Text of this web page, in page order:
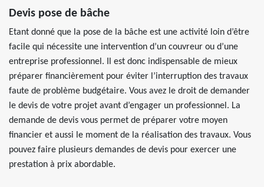
Devis pose de bâche
Etant donné que la pose de la bâche est une activité loin d’être
facile qui nécessite une intervention d’un couvreur ou d’une
entreprise professionnel. Il est donc indispensable de mieux
préparer financièrement pour éviter l’interruption des travaux
faute de problème budgétaire. Vous avez le droit de demander
le devis de votre projet avant d’engager un professionnel. La
demande de devis vous permet de préparer votre moyen
financier et aussi le moment de la réalisation des travaux. Vous
pouvez faire plusieurs demandes de devis pour exercer une
prestation à prix abordable.